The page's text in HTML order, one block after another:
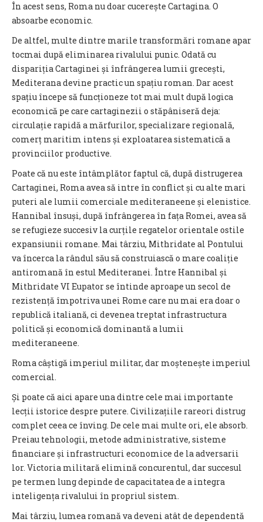
În acest sens, Roma nu doar cucerește Cartagina. O
absoarbe economic.
De altfel, multe dintre marile transformări romane apar
tocmai după eliminarea rivalului punic. Odată cu
dispariția Cartaginei și înfrângerea lumii grecești,
Mediterana devine practic un spațiu roman. Dar acest
spațiu începe să funcționeze tot mai mult după logica
economică pe care cartaginezii o stăpâniseră deja:
circulație rapidă a mărfurilor, specializare regională,
comerț maritim intens și exploatarea sistematică a
provinciilor productive.
Poate că nu este întâmplător faptul că, după distrugerea
Cartaginei, Roma avea să intre în conflict și cu alte mari
puteri ale lumii comerciale mediteraneene și elenistice.
Hannibal însuși, după înfrângerea în fața Romei, avea să
se refugieze succesiv la curțile regatelor orientale ostile
expansiunii romane. Mai târziu, Mithridate al Pontului
va încerca la rândul său să construiască o mare coaliție
antiromană în estul Mediteranei. Între Hannibal și
Mithridate VI Eupator se întinde aproape un secol de
rezistență împotriva unei Rome care nu mai era doar o
republică italiană, ci devenea treptat infrastructura
politică și economică dominantă a lumii
mediteraneene.
Roma câștigă imperiul militar, dar moștenește imperiul
comercial.
Și poate că aici apare una dintre cele mai importante
lecții istorice despre putere. Civilizațiile rareori distrug
complet ceea ce înving. De cele mai multe ori, ele absorb.
Preiau tehnologii, metode administrative, sisteme
financiare și infrastructuri economice de la adversarii
lor. Victoria militară elimină concurentul, dar succesul
pe termen lung depinde de capacitatea de a integra
inteligența rivalului în propriul sistem.
Mai târziu, lumea romană va deveni atât de dependentă